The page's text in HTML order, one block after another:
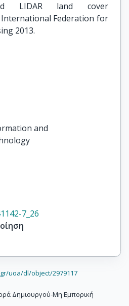
LIDAR land cover
Federation for
2013.
and
7_26
uoa/dl/object/2979117
Δημιουργού-Μη Εμπορική